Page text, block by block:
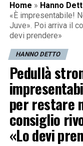
Home » Hanno
«È impresentabile!
Juve». Poi arriva il
devi prendere»
HANNO DETTO
Pedullà
per restare
consiglio
«Lo devi